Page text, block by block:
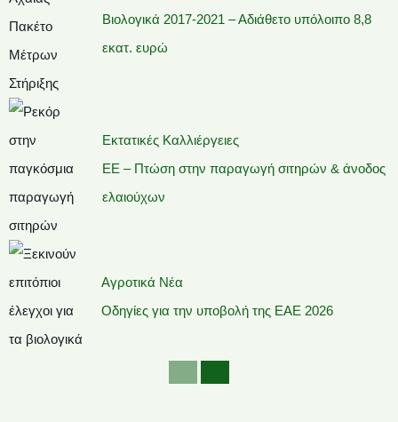
Βιολογικά 2017-2021 – Αδιάθετο υπόλοιπο 8,8
εκατ. ευρώ
Εκτατικές Καλλιέργειες
ΕΕ – Πτώση στην παραγωγή σιτηρών & άνοδος
ελαιούχων
Αγροτικά Νέα
Οδηγίες για την υποβολή της ΕΑΕ 2026